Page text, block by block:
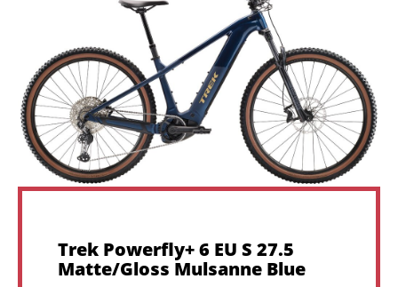
Trek Powerfly+ 6 EU S 27.5
Matte/Gloss Mulsanne Blue